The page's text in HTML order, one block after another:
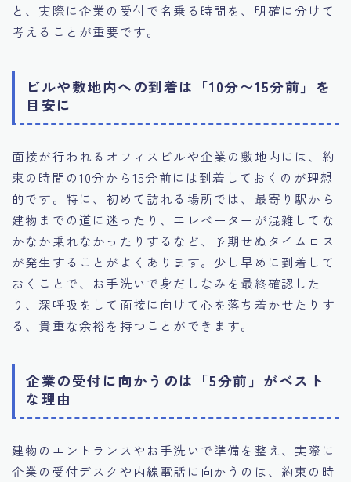
と、実際に企業の受付で名乗る時間を、明確に分けて
考えることが重要です。
ビルや敷地内への到着は「10分〜15分前」を
目安に
面接が行われるオフィスビルや企業の敷地内には、約
束の時間の10分から15分前には到着しておくのが理想
的です。特に、初めて訪れる場所では、最寄り駅から
建物までの道に迷ったり、エレベーターが混雑してな
かなか乗れなかったりするなど、予期せぬタイムロス
が発生することがよくあります。少し早めに到着して
おくことで、お手洗いで身だしなみを最終確認した
り、深呼吸をして面接に向けて心を落ち着かせたりす
る、貴重な余裕を持つことができます。
企業の受付に向かうのは「5分前」がベスト
な理由
建物のエントランスやお手洗いで準備を整え、実際に
企業の受付デスクや内線電話に向かうのは、約束の時